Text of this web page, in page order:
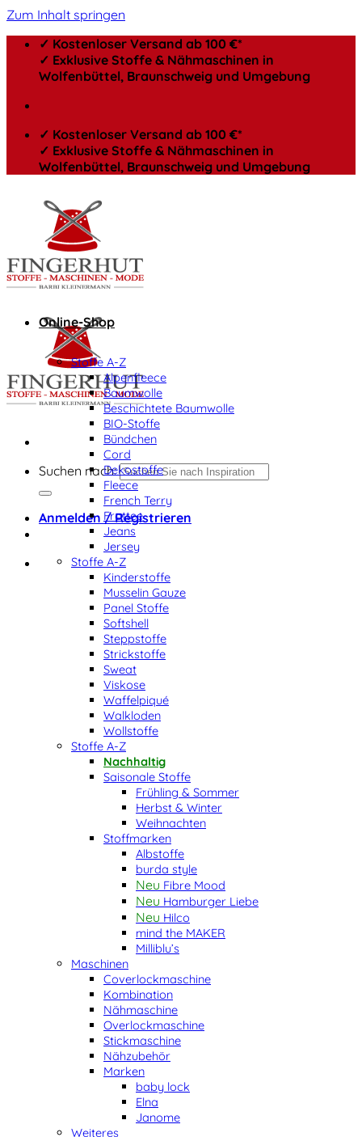
Zum Inhalt springen
✓ Kostenloser Versand ab 100 €*
✓ Exklusive Stoffe & Nähmaschinen in
Wolfenbüttel, Braunschweig und Umgebung
✓ Kostenloser Versand ab 100 €*
✓ Exklusive Stoffe & Nähmaschinen in
Wolfenbüttel, Braunschweig und Umgebung
Suchen nach:
Anmelden / Registrieren
Online-Shop
Stoffe A-Z
Alpenfleece
Baumwolle
Beschichtete Baumwolle
BIO-Stoffe
Bündchen
Cord
Dekostoffe
Fleece
French Terry
Frottee
Jeans
Jersey
Stoffe A-Z
Kinderstoffe
Musselin Gauze
Panel Stoffe
Softshell
Steppstoffe
Strickstoffe
Sweat
Viskose
Waffelpiqué
Walkloden
Wollstoffe
Stoffe A-Z
Nachhaltig
Saisonale Stoffe
Frühling & Sommer
Herbst & Winter
Weihnachten
Stoffmarken
Albstoffe
burda style
Fibre Mood
Hamburger Liebe
Hilco
mind the MAKER
Milliblu’s
Maschinen
Coverlockmaschine
Kombination
Nähmaschine
Overlockmaschine
Stickmaschine
Nähzubehör
Marken
baby lock
Elna
Janome
Weiteres